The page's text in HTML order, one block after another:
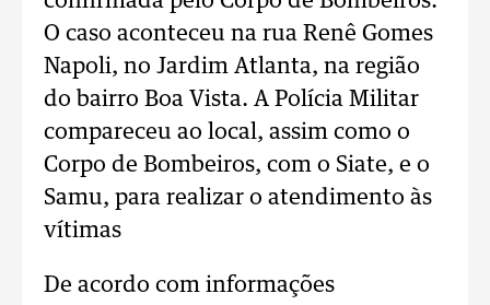
O caso aconteceu na rua Renê Gomes
Napoli, no Jardim Atlanta, na região
do bairro Boa Vista. A Polícia Militar
compareceu ao local, assim como o
Corpo de Bombeiros, com o Siate, e o
Samu, para realizar o atendimento às
vítimas
De acordo com informações